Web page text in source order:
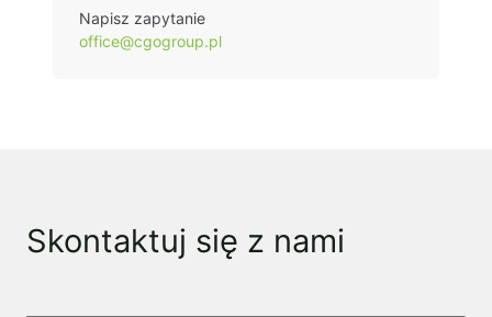
Napisz zapytanie
office@cgogroup.pl
Skontaktuj się z nami